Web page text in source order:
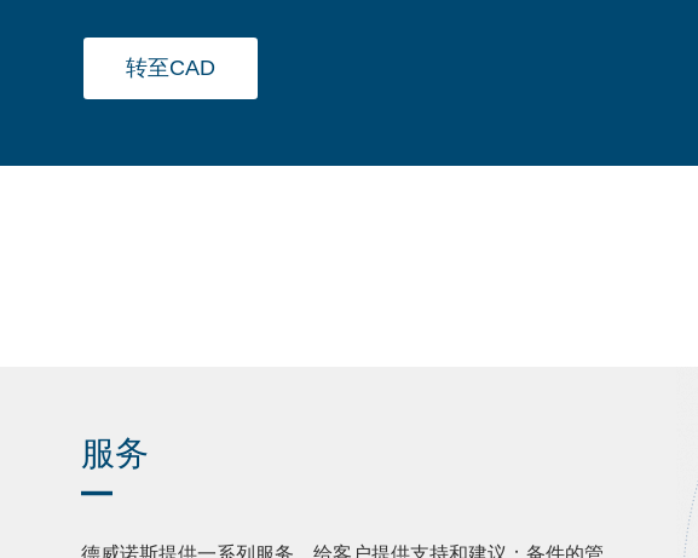
转至CAD
服务
德威诺斯提供一系列服务，给客户提供支持和建议；备件的管